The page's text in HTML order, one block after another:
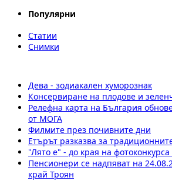
Популярни
Статии
Снимки
Дева - зодиакален хуморознак
Консервиране на плодове и
Релефна карта на България
от МОГА
Филмите през почивните дни
Етърът разказва за
"Лято е" - до края на
Пенсионери се надпяват на
край Троян